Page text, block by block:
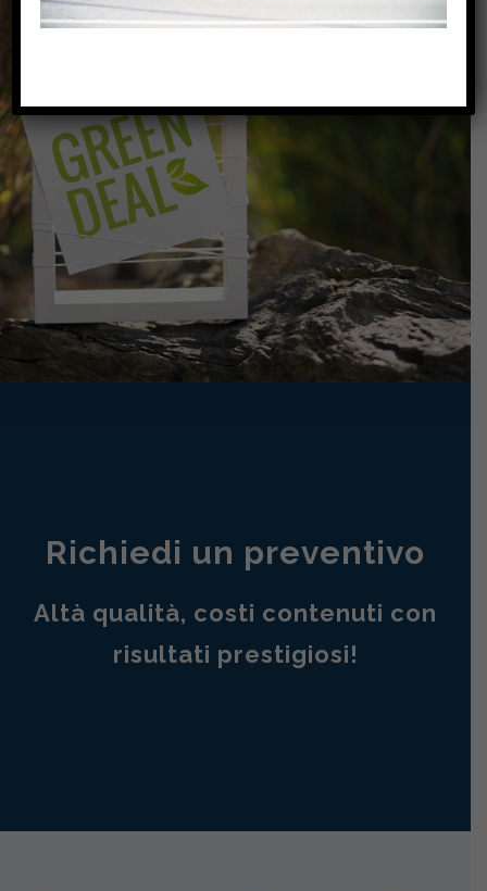
Richiedi un preventivo
Altà qualità, costi contenuti con
risultati prestigiosi!